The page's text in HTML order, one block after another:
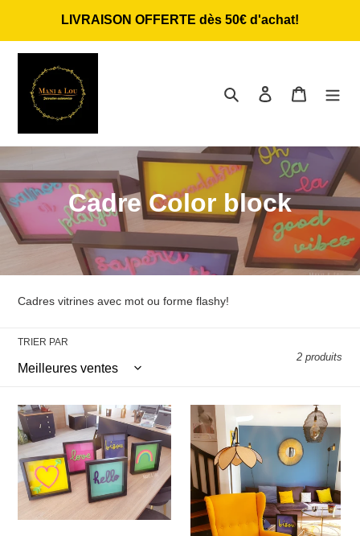
contenu
LIVRAISON OFFERTE dès 50€ d'achat!
RechercherSe connecter
Panier
C
o
l
i
o
n
Cadre Color block
Cadres vitrines avec mot ou forme flashy!
TRIER PAR
2 produits
Cadre
color
block
love
Cadre
color
block
bisou